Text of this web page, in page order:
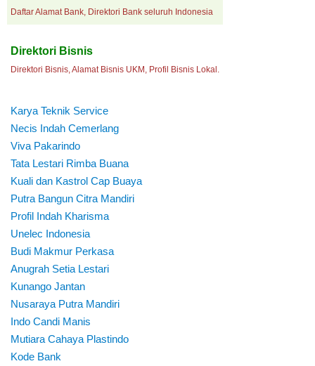
Daftar Alamat Bank, Direktori Bank seluruh Indonesia
Direktori Bisnis
Direktori Bisnis, Alamat Bisnis UKM, Profil Bisnis Lokal.
Karya Teknik Service
Necis Indah Cemerlang
Viva Pakarindo
Tata Lestari Rimba Buana
Kuali dan Kastrol Cap Buaya
Putra Bangun Citra Mandiri
Profil Indah Kharisma
Unelec Indonesia
Budi Makmur Perkasa
Anugrah Setia Lestari
Kunango Jantan
Nusaraya Putra Mandiri
Indo Candi Manis
Mutiara Cahaya Plastindo
Kode Bank